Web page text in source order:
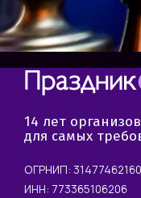
14 лет
для самых
ОГРНИП:
ИНН: 773365106206